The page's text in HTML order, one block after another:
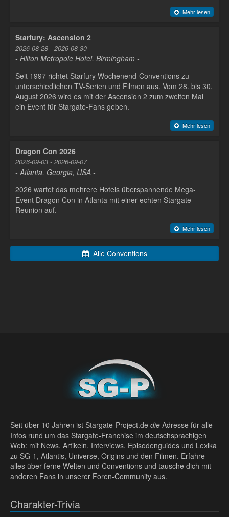
Mehr lesen
Starfury: Ascension 2
2026-08-28 - 2026-08-30
- Hilton Metropole Hotel, Birmingham -
Seit 1997 richtet Starfury Wochenend-Conventions zu
unterschiedlichen TV-Serien und Filmen aus. Vom 28. bis 30.
August 2026 wird es mit der Ascension 2 zum zweiten Mal
ein Event für Stargate-Fans geben.
Mehr lesen
Dragon Con 2026
2026-09-03 - 2026-09-07
- Atlanta, Georgia, USA -
2026 wartet das mehrere Hotels überspannende Mega-
Event Dragon Con in Atlanta mit einer echten Stargate-
Reunion auf.
Mehr lesen
Alle Conventions
Seit über 10 Jahren ist Stargate-Project.de die Adresse für alle
Infos rund um das Stargate-Franchise im deutschsprachigen
Web: mit News, Artikeln, Interviews, Episodenguides und Lexika
zu SG-1, Atlantis, Universe, Origins und den Filmen. Erfahre
alles über ferne Welten und Conventions und tausche dich mit
anderen Fans in unserer Foren-Community aus.
Charakter-Trivia